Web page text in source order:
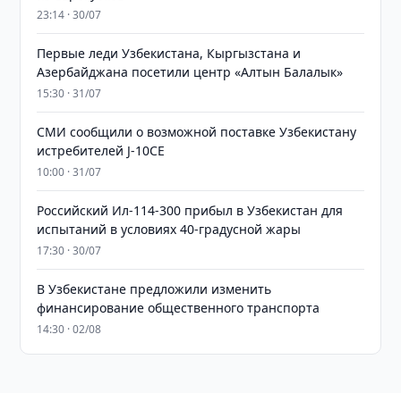
23:14 · 30/07
Первые леди Узбекистана, Кыргызстана и
Азербайджана посетили центр «Алтын Балалык»
15:30 · 31/07
СМИ сообщили о возможной поставке Узбекистану
истребителей J-10CE
10:00 · 31/07
Российский Ил-114-300 прибыл в Узбекистан для
испытаний в условиях 40-градусной жары
17:30 · 30/07
В Узбекистане предложили изменить
финансирование общественного транспорта
14:30 · 02/08